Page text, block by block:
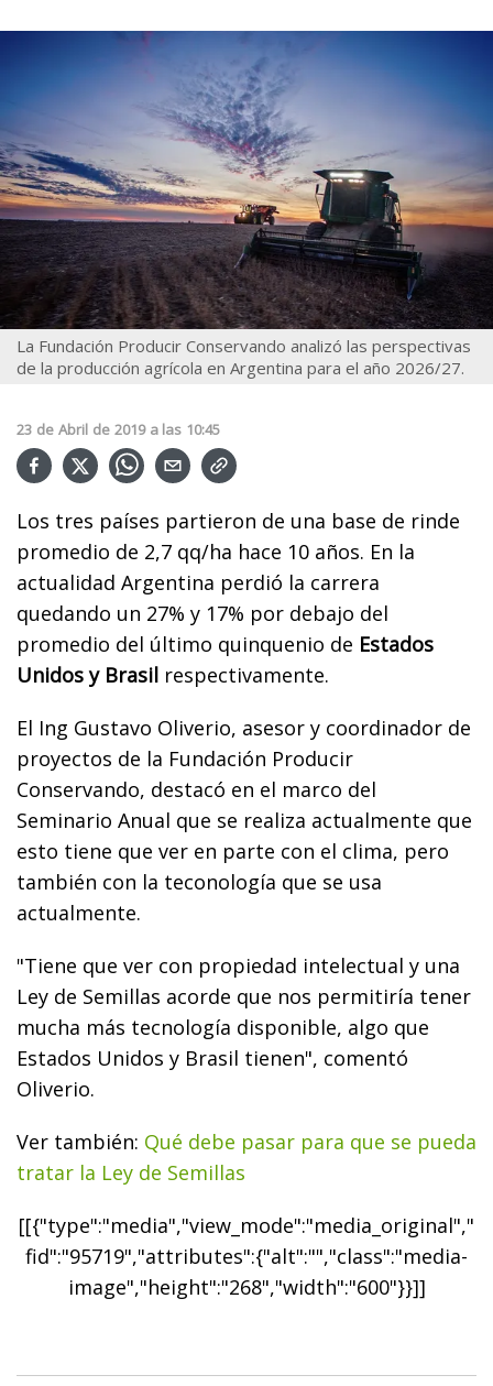
La Fundación Producir Conservando analizó las perspectivas
de la producción agrícola en Argentina para el año 2026/27.
23 de Abril de 2019 a las 10:45
Los tres países partieron de una base de rinde
promedio de 2,7 qq/ha hace 10 años. En la
actualidad Argentina perdió la carrera
quedando un 27% y 17% por debajo del
promedio del último quinquenio de Estados
Unidos y Brasil respectivamente.
El Ing Gustavo Oliverio, asesor y coordinador de
proyectos de la Fundación Producir
Conservando, destacó en el marco del
Seminario Anual que se realiza actualmente que
esto tiene que ver en parte con el clima, pero
también con la teconología que se usa
actualmente.
"Tiene que ver con propiedad intelectual y una
Ley de Semillas acorde que nos permitiría tener
mucha más tecnología disponible, algo que
Estados Unidos y Brasil tienen", comentó
Oliverio.
Ver también: Qué debe pasar para que se pueda
tratar la Ley de Semillas
[[{"type":"media","view_mode":"media_original","
fid":"95719","attributes":{"alt":"","class":"media-
image","height":"268","width":"600"}}]]